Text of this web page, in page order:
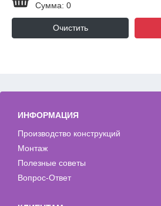
Сумма: 0
Очистить
ИНФОРМАЦИЯ
Производство конструкций
Монтаж
Полезные советы
Вопрос-Ответ